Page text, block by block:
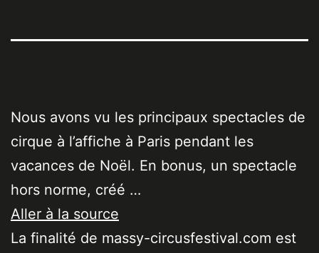
Nous avons vu les principaux spectacles de
cirque à l’affiche à Paris pendant les
vacances de Noël. En bonus, un spectacle
hors norme, créé …
Aller à la source
La finalité de massy-circusfestival.com est